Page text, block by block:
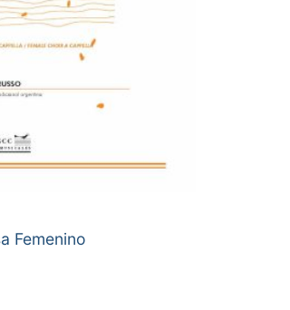
Femenino